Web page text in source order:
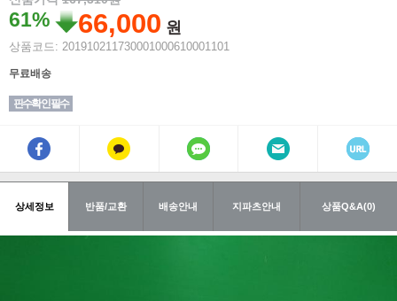
61% 66,000 원
상품코드: 201910211730001000610001101
무료배송
핀수확인 필수
상세정보 반품/교환 배송안내 지파츠안내 상품Q&A(0)